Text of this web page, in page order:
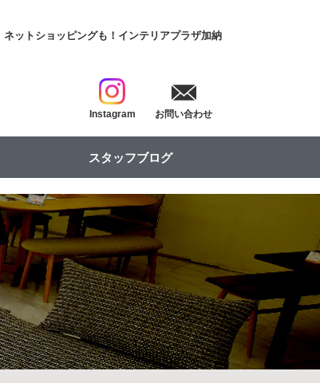
ネットショッピングも！インテリアプラザ加納
Instagram お問い合わせ
スタッフブログ